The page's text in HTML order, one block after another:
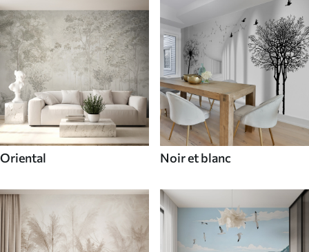
Oriental Noir et blanc